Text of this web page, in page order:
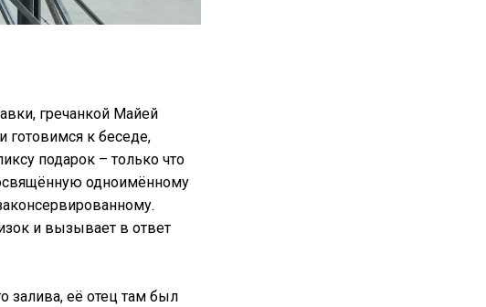
гречанкой Майей
готовимся к беседе,
подарок – только что
одноимённому
и вызывает в ответ
залива, её отец там был